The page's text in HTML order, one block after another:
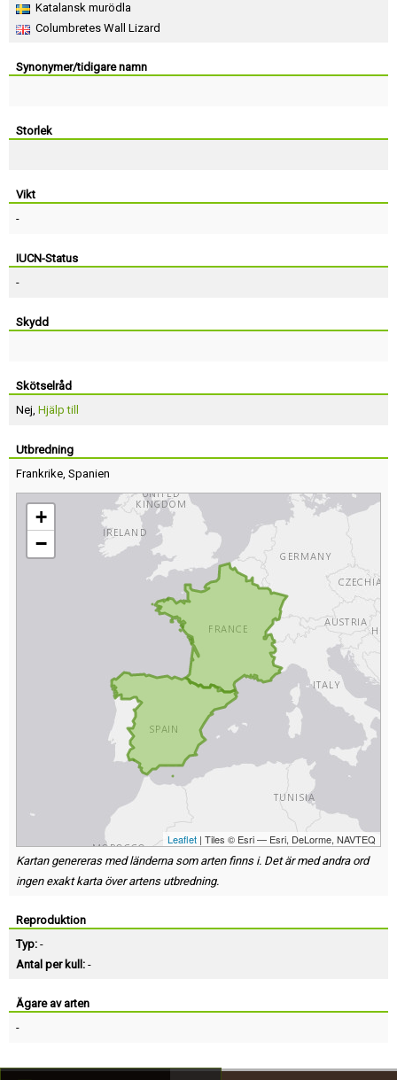
Katalansk murödla
Columbretes Wall Lizard
Synonymer/tidigare namn
Storlek
Vikt
-
IUCN-Status
-
Skydd
Skötselråd
Nej, Hjälp till
Utbredning
Frankrike, Spanien
+
−
Leaflet | Tiles © Esri — Esri, DeLorme, NAVTEQ
Kartan genereras med länderna som arten finns i. Det är med andra ord
ingen exakt karta över artens utbredning.
Reproduktion
Typ: -
Antal per kull: -
Ägare av arten
-